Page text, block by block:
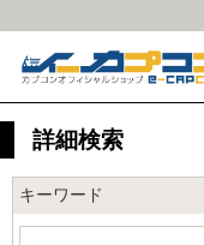
詳細検索
キーワード